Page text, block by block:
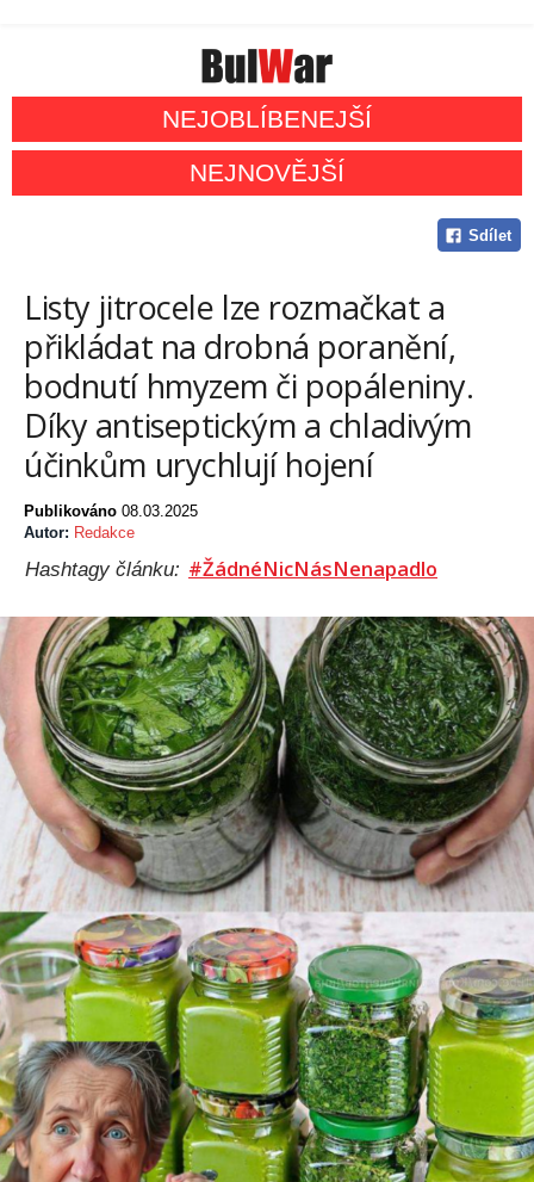
NEJOBLÍBENEJŠÍ
NEJNOVĚJŠÍ
Sdílet
Listy jitrocele lze rozmačkat a
přikládat na drobná poranění,
bodnutí hmyzem či popáleniny.
Díky antiseptickým a chladivým
účinkům urychlují hojení
Publikováno 08.03.2025
Autor: Redakce
Hashtagy článku: #ŽádnéNicNásNenapadlo